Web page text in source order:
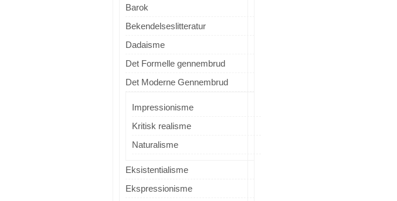
Barok
Bekendelseslitteratur
Dadaisme
Det Formelle gennembrud
Det Moderne Gennembrud
Impressionisme
Kritisk realisme
Naturalisme
Eksistentialisme
Ekspressionisme